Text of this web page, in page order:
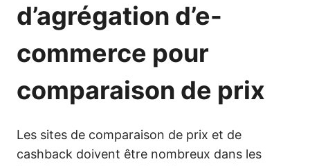
d’agrégation d’e-
commerce pour
comparaison de prix
Les sites de comparaison de prix et de
cashback doivent être nombreux dans les